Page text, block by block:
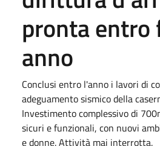
pronta entro
anno
Conclusi entro l'anno i lavori di
adeguamento sismico della
Investimento complessivo di
sicuri e funzionali, con nuovi
e donne. Attività mai interrotta.